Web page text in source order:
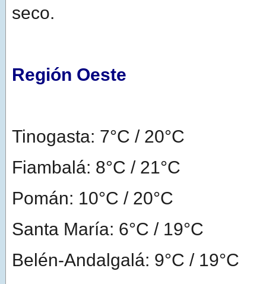
seco.
Región Oeste
Tinogasta: 7°C / 20°C
Fiambalá: 8°C / 21°C
Pomán: 10°C / 20°C
Santa María: 6°C / 19°C
Belén-Andalgalá: 9°C / 19°C